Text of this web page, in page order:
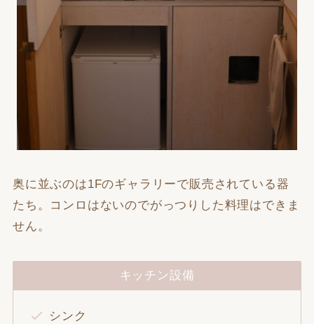
奥に並ぶのは1Fのギャラリーで販売されている器
たち。コンロはないのでがっつりした料理はできま
せん。
キッチン設備
シンク